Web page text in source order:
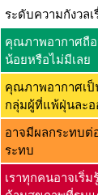
ระดับความกังวล
คุณภาพอากาศถือ
น้อยหรือไม่มีเลย
คุณภาพอากาศเป็
กลุ่มผู้ที่แพ้ฝุ่นละอ
อาจมีผลกระทบต่
ระทบ
เราทุกคนอาจเริ่